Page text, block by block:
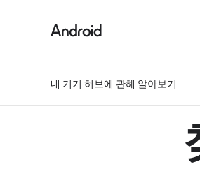
내 기기 허브에 관해 알아보기